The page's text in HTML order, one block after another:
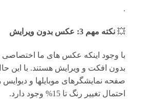
.
💥 نکته مهم 3: عکس بدون ویرایش
با وجود اینکه عکس های ما
بدون افکت و ویرایش هستند. با این
صفحه نمایشگرهای موبایلها و
احتمال تغییر رنگ تا 15% وجود دارد.